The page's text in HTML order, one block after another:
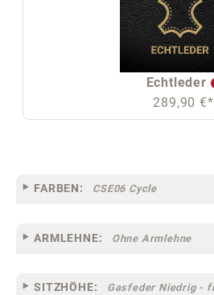
Echtleder
289,90 €*
FARBEN: CSE06 Cycle
ARMLEHNE: Ohne Armlehne
SITZHÖHE: